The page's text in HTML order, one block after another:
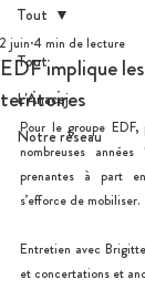
Tout
L'Anacej
Notre réseau
Tout
EDF implique
territoires
2 juin 4 min de lecture
Pour le groupe
nombreuses
prenantes à part
s’efforce de mobiliser.
Entretien avec
et concertations et